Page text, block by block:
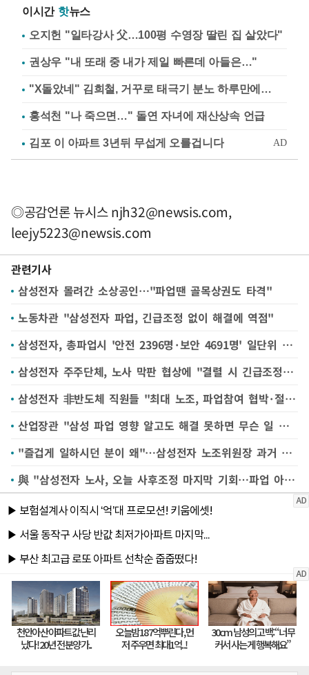
이시간 핫뉴스
오지헌 "일타강사 父…100평 수영장 딸린 집 살았다"
권상우 "내 또래 중 내가 제일 빠른데 아들은…"
"X돌았네" 김희철, 거꾸로 태극기 분노 하루만에…
홍석천 "나 죽으면…" 돌연 자녀에 재산상속 언급
◎공감언론 뉴시스njh32@newsis.com,
leejy5223@newsis.com
관련기사
삼성전자 몰려간 소상공인…"파업땐 골목상권도 타격"
노동차관 "삼성전자 파업, 긴급조정 없이 해결에 역점"
삼성전자, 총파업시 '안전 2396명·보안 4691명' 일단위 필수 근로인원 공지
삼성전자 주주단체, 노사 막판 협상에 "결렬 시 긴급조정 '파업전' 발동해야" 주장
삼성전자 非반도체 직원들 "최대 노조, 파업참여 협박·절차 무시" 노동부 진정
산업장관 "삼성 파업 영향 알고도 해결 못하면 무슨 일 하겠나"
"즐겁게 일하시던 분이 왜"…삼성전자 노조위원장 과거 영상 '재조명'
與 "삼성전자 노사, 오늘 사후조정 마지막 기회…파업 아닌 대화로"